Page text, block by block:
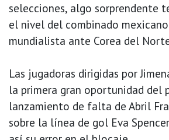
selecciones, algo sorprendente
el nivel del combinado
mundialista ante Corea del
Las jugadoras dirigidas por
la primera gran oportunidad del
lanzamiento de falta de Abril
sobre la línea de gol Eva